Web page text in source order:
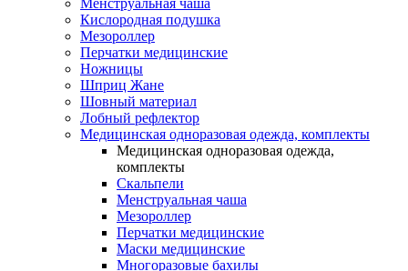
Менструальная чаша
Кислородная подушка
Мезороллер
Перчатки медицинские
Ножницы
Шприц Жане
Шовный материал
Лобный рефлектор
Медицинская одноразовая одежда, комплекты
Медицинская одноразовая одежда,
комплекты
Скальпели
Менструальная чаша
Мезороллер
Перчатки медицинские
Маски медицинские
Многоразовые бахилы